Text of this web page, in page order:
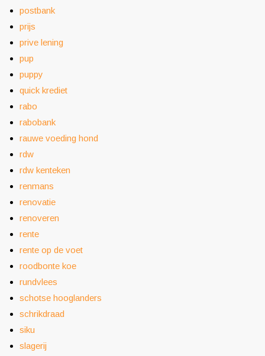
postbank
prijs
prive lening
pup
puppy
quick krediet
rabo
rabobank
rauwe voeding hond
rdw
rdw kenteken
renmans
renovatie
renoveren
rente
rente op de voet
roodbonte koe
rundvlees
schotse hooglanders
schrikdraad
siku
slagerij